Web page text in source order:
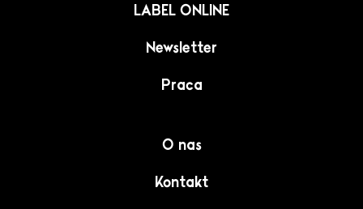
LABEL ONLINE
Newsletter
Praca
O nas
Kontakt